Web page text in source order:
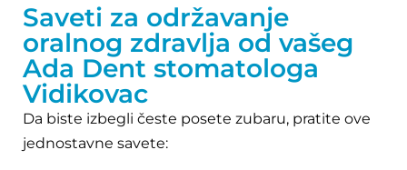
Saveti za održavanje
oralnog zdravlja od vašeg
Ada Dent stomatologa
Vidikovac
Da biste izbegli česte posete zubaru, pratite ove
jednostavne savete: